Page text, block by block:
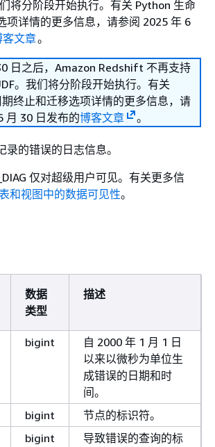
将分阶段开始执行。有关 Python 生命
项详情的更多信息，请参阅 2025 年 6
客文章。
日之后，Amazon Redshift 不再支持
。我们将分阶段开始执行。有关
终止和迁移选项详情的更多信息，请
月 30 日发布的博客文章 。
的错误的日志信息。
仅对超级用户可见。有关更多信
和视图中的数据可见性。
数据
类型
描述
bigint
自 2000 年 1 月 1 日
以来以微秒为单位生
成错误的日期和时
间。
bigint
节点的标识符。
bigint
导致错误的查询的标